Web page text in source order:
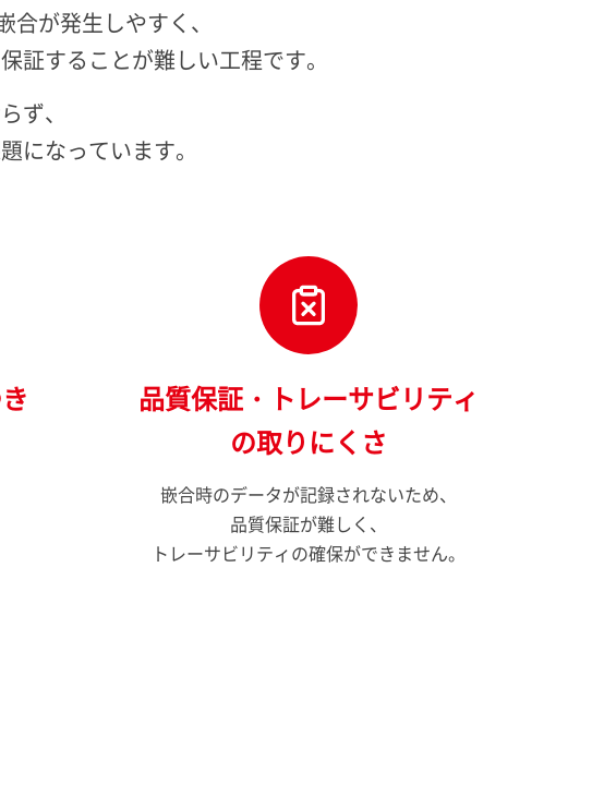
合が発生しやすく、
証することが難しい工程です。
ず、
になっています。
品質保証・トレーサビリティ
の取りにくさ
嵌合時のデータが記録されないため、
品質保証が難しく、
トレーサビリティの確保ができません。